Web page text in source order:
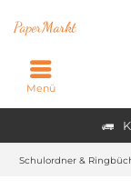
PaperMarkt
Menü
Schulordner &